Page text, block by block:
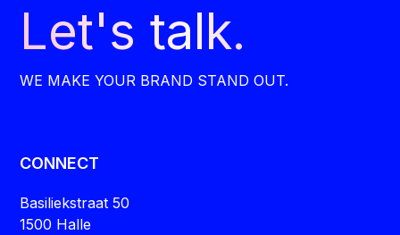
Let's talk.
WE MAKE YOUR BRAND STAND OUT.
CONNECT
Basiliekstraat 50
1500 Halle